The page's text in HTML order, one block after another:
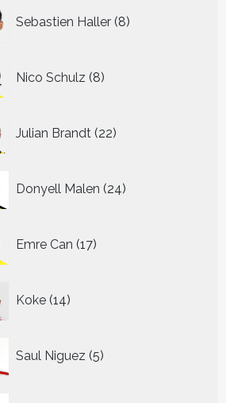
Sebastien Haller 8
producten
Nico Schulz 8
producten
Julian Brandt 22
producten
Donyell Malen 24
producten
Emre Can 17
producten
Koke 14
producten
Saul Niguez 5
producten